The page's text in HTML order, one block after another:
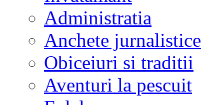
Administratia
Anchete jurnalistice
Obiceiuri si traditii
Aventuri la pescuit